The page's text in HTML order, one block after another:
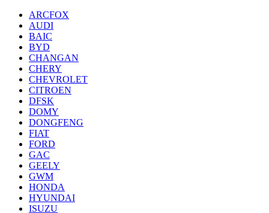
ARCFOX
AUDI
BAIC
BYD
CHANGAN
CHERY
CHEVROLET
CITROEN
DFSK
DOMY
DONGFENG
FIAT
FORD
GAC
GEELY
GWM
HONDA
HYUNDAI
ISUZU